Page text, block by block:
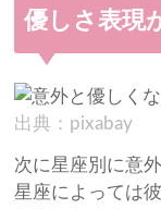
優しさ表
出典：pixabay
次に星座別に意
星座によっては